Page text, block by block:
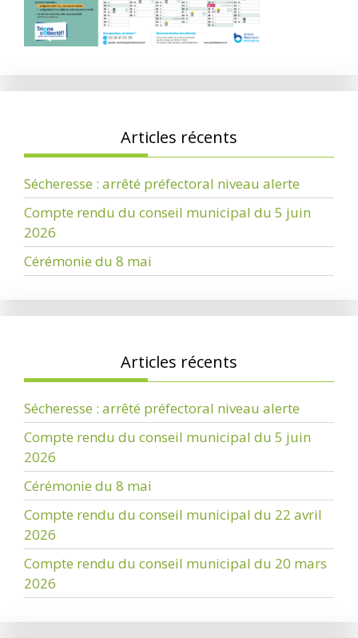
Articles récents
Sécheresse : arrêté préfectoral niveau alerte
Compte rendu du conseil municipal du 5 juin
2026
Cérémonie du 8 mai
Articles récents
Sécheresse : arrêté préfectoral niveau alerte
Compte rendu du conseil municipal du 5 juin
2026
Cérémonie du 8 mai
Compte rendu du conseil municipal du 22 avril
2026
Compte rendu du conseil municipal du 20 mars
2026